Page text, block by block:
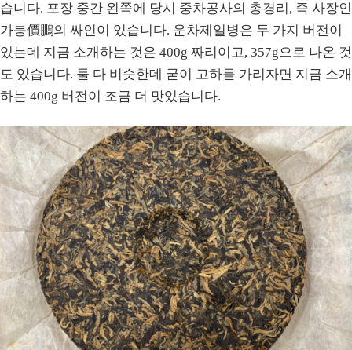
습니다. 포장 중간 왼쪽에 당시 중차공사의 총경리, 즉 사장인
가붕價鵬의 싸인이 있습니다. 운차제일병은 두 가지 버전이
있는데 지금 소개하는 것은 400g 짜리이고, 357g으로 나온 것
도 있습니다. 둘 다 비슷한데 굳이 고하를 가리자면 지금 소개
하는 400g 버전이 조금 더 맛있습니다.